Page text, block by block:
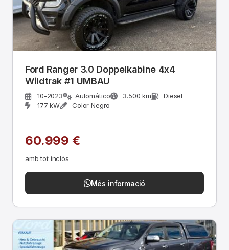
Ford Ranger 3.0 Doppelkabine 4x4
Wildtrak #1 UMBAU
10-2023 Automático 3.500 km
Diesel
177 kW
Color Negro
60.999 €
amb tot inclòs
Més informació